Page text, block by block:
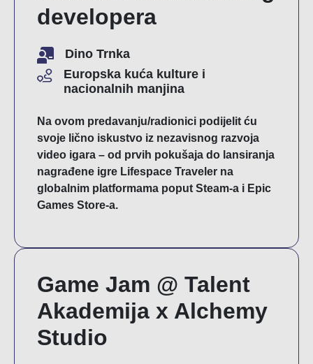
developera
Dino Trnka
Europska kuća kulture i
nacionalnih manjina
Na ovom predavanju/radionici podijelit ću
svoje lično iskustvo iz nezavisnog razvoja
video igara – od prvih pokušaja do lansiranja
nagrađene igre Lifespace Traveler na
globalnim platformama poput Steam-a i Epic
Games Store-a.
Game Jam @ Talent
Akademija x Alchemy
Studio